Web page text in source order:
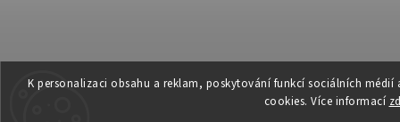
K personalizaci obsahu a reklam, poskytování funkcí sociálních
cookies. Více informací